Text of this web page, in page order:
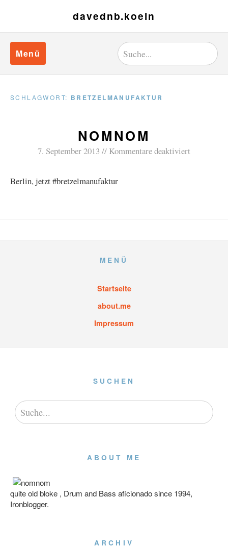
davednb.koeln
Menü
SCHLAGWORT: BRETZELMANUFAKTUR
NOMNOM
7. September 2013 Kommentare deaktiviert
Berlin, jetzt #bretzelmanufaktur
MENÜ
Startseite
about.me
Impressum
SUCHEN
ABOUT ME
quite old bloke , Drum and Bass aficionado since 1994,
Ironblogger.
ARCHIV